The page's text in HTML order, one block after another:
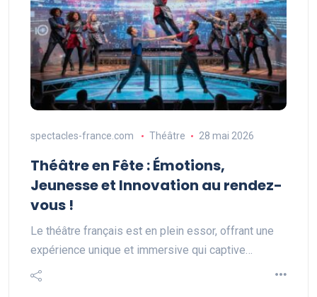
spectacles-france.com Théâtre 28 mai 2026
Théâtre en Fête : Émotions,
Jeunesse et Innovation au rendez-
vous !
Le théâtre français est en plein essor, offrant une
expérience unique et immersive qui captive…